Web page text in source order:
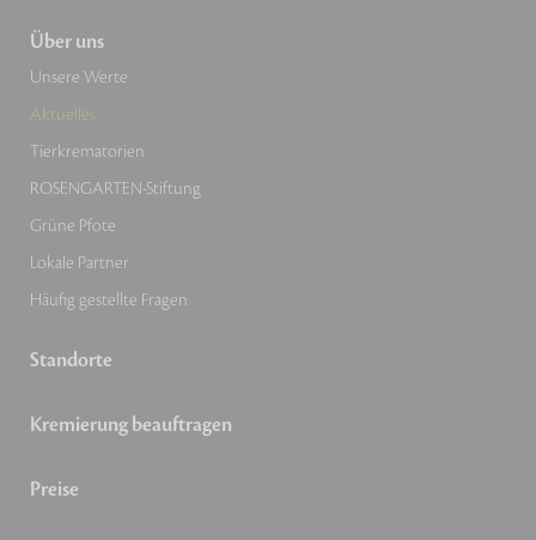
Über uns
Unsere Werte
Aktuelles
Tierkrematorien
ROSENGARTEN-Stiftung
Grüne Pfote
Lokale Partner
Häufig gestellte Fragen
Standorte
Kremierung beauftragen
Preise